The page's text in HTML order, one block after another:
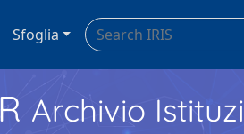
Sfoglia
Archivio